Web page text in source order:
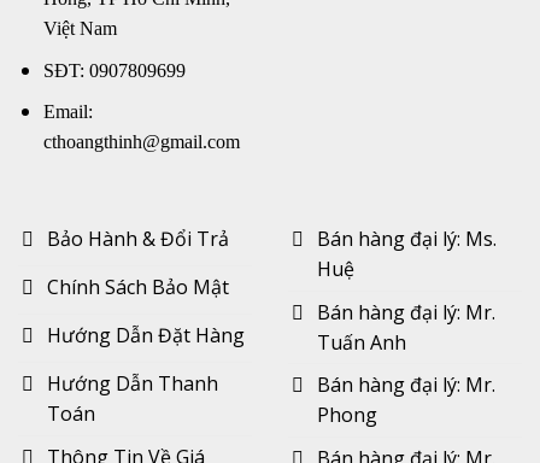
Việt Nam
SĐT: 0907809699
Email:
cthoangthinh@gmail.com
Bảo Hành & Đổi Trả
Chính Sách Bảo Mật
Hướng Dẫn Đặt Hàng
Hướng Dẫn Thanh
Toán
Thông Tin Về Giá
Bán hàng đại lý: Ms.
Huệ
Bán hàng đại lý: Mr.
Tuấn Anh
Bán hàng đại lý: Mr.
Phong